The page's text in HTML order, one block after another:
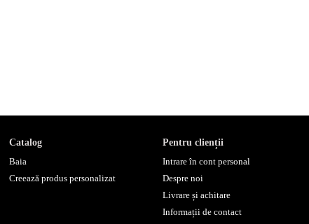
Catalog
Baia
Creează produs personalizat
Pentru clienții
Intrare în cont personal
Despre noi
Livrare și achitare
Informații de contact